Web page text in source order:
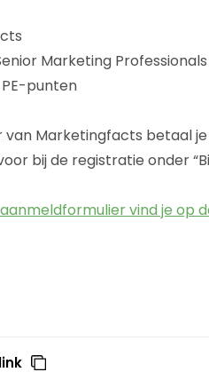
Marketing
punten
van Marketingfacts betaal
bij de registratie onder
vind je op